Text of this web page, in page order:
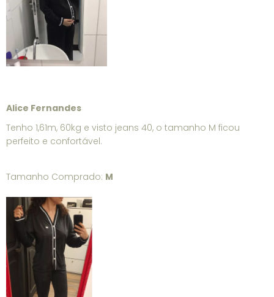
Alice Fernandes
Tenho 1,61m, 60kg e visto jeans 40, o tamanho M ficou
perfeito e confortável.
Tamanho Comprado: M